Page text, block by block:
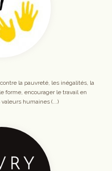
la pauvreté, les inégalités, la
forme, encourager le travail en
humaines (...)